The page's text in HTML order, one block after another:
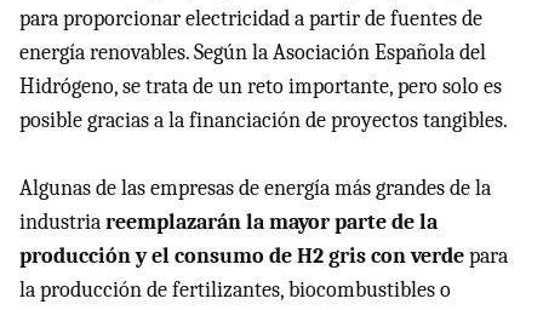
para proporcionar electricidad a partir de fuentes de
energía renovables. Según la Asociación Española del
Hidrógeno, se trata de un reto importante, pero solo es
posible gracias a la financiación de proyectos tangibles.
Algunas de las empresas de energía más grandes de la
industriareemplazarán la mayor parte de la
producción y el consumo de H2 gris con verdepara
la producción de fertilizantes, biocombustibles o